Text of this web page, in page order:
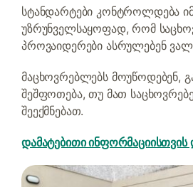
სტანდარტები კონტროლდება
უზრუნველსაყოფად, რომ
პროვაიდერები ასრულებენ
მაცხოვრებლებს მოუწოდებენ,
შეშფოთება, თუ მათ
შეექმნებათ.
დამატებითი